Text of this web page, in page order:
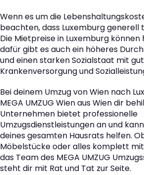
Wenn es um die
beachten, dass Luxemburg generell
Die Mietpreise in Luxemburg können
dafür gibt es auch ein höheres
und einen starken Sozialstaat mit
Krankenversorgung und
Bei deinem Umzug von Wien nach
MEGA UMZUG Wien aus Wien dir
Unternehmen bietet professionelle
Umzugsdienstleistungen an und
deines gesamten Hausrats helfen.
Möbelstücke oder alles komplett
das Team des MEGA UMZUG
steht dir mit Rat und Tat zur Seite.